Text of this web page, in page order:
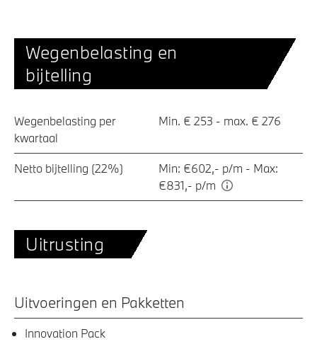
Wegenbelasting en
bijtelling
Wegenbelasting per
kwartaal
Min. € 253 - max. € 276
Netto bijtelling (22%)
Min: €602,- p/m - Max:
€831,- p/m
Uitrusting
Uitvoeringen en Pakketten
Innovation Pack